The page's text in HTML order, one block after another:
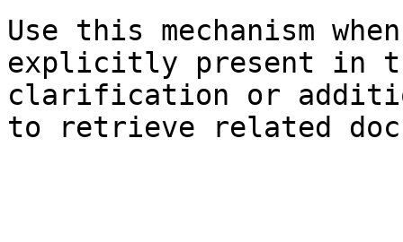
Use this mechanism
explicitly present in
clarification or